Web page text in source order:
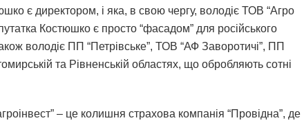
є директором, і яка, в свою чергу, володіє ТОВ “Агро
Костюшко є просто “фасадом” для російського
володіє ПП “Петрівське”, ТОВ “АФ Заворотичі”, ПП
та Рівненській областях, що обробляють сотні
– це колишня страхова компанія “Провідна”, де